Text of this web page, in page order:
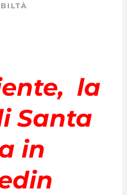
la
Santa
in